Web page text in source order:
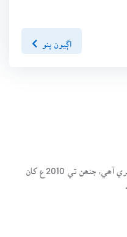
اڳيون پنو
سنڌسلامت ڪتاب گهر ھڪ آن لائين لائبريري آھي، جنھن تي 2010ع کان